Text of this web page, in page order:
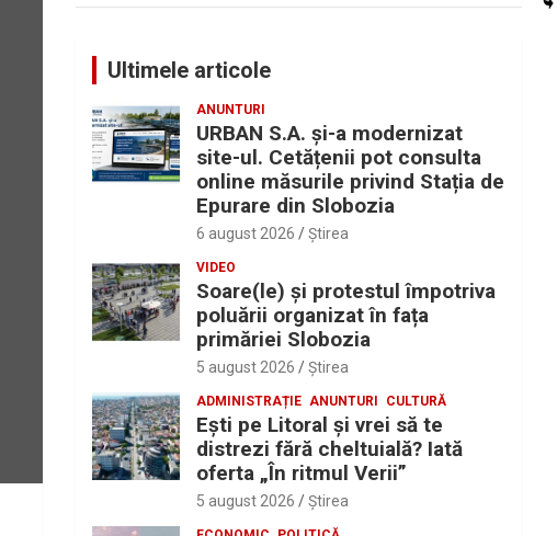
Ultimele articole
ANUNTURI
URBAN S.A. și-a modernizat
site-ul. Cetățenii pot consulta
online măsurile privind Stația de
Epurare din Slobozia
6 august 2026 Ştirea
VIDEO
Soare(le) și protestul împotriva
poluării organizat în fața
primăriei Slobozia
5 august 2026 Ştirea
ADMINISTRAȚIE ANUNTURI CULTURĂ
Eşti pe Litoral şi vrei să te
distrezi fără cheltuială? Iată
oferta „În ritmul Verii”
5 august 2026 Ştirea